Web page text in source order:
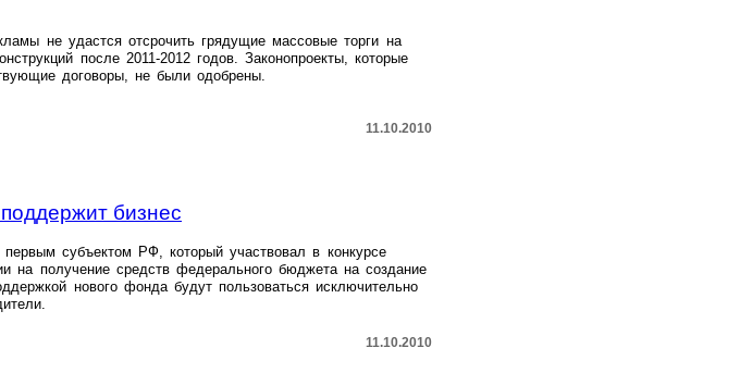
не удастся отсрочить грядущие массовые торги на
после 2011-2012 годов. Законопроекты, которые
договоры, не были одобрены.
11.10.2010
бизнес
первым субъектом РФ, который участвовал в конкурсе
на получение средств федерального бюджета на создание
нового фонда будут пользоваться исключительно
11.10.2010